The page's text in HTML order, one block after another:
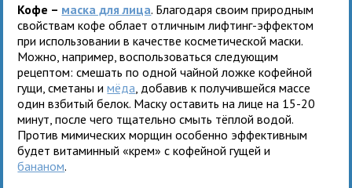
Кофе – маска для лица. Благодаря своим природным
свойствам кофе облает отличным лифтинг-эффектом
при использовании в качестве косметической маски.
Можно, например, воспользоваться следующим
рецептом: смешать по одной чайной ложке кофейной
гущи, сметаны имёда , добавив к получившейся массе
один взбитый белок. Маску оставить на лице на 15-20
минут, после чего тщательно смыть тёплой водой.
Против мимических морщин особенно эффективным
будет витаминный «крем» с кофейной гущей и
бананом.